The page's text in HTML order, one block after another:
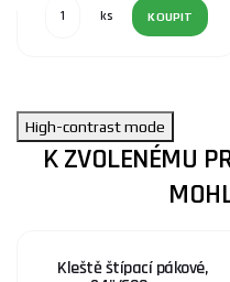
ks KOUPIT
High-contrast mode
K ZVOLENÉMU
Kleště štípací pákové,